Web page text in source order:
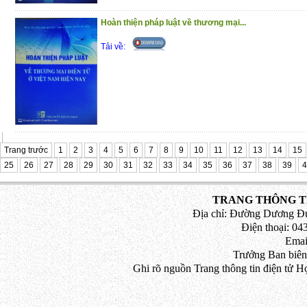
Hoàn thiện pháp luật về thương mại...
Tải về:
Trang trước 1 2 3 4 5 6 7 8 9 10 11 12 13 14
15
25
26 27 28 29 30 31 32 33 34 35 36 37 38 39
TRANG THÔNG
Địa chỉ: Đường Dương
Điện thoại:
Trưởng Ban
Ghi rõ nguồn Trang thông tin điện tử